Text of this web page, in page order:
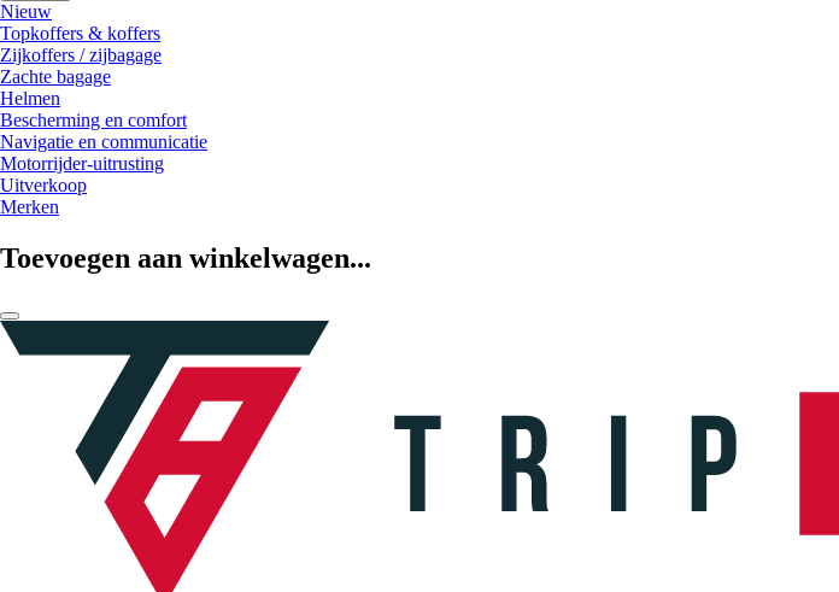
Nieuw
Topkoffers & koffers
Zijkoffers / zijbagage
Zachte bagage
Helmen
Bescherming en comfort
Navigatie en communicatie
Motorrijder-uitrusting
Uitverkoop
Merken
Toevoegen aan winkelwagen...